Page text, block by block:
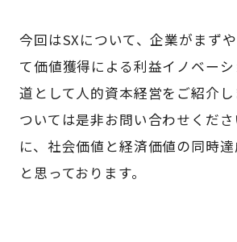
今回はSXについて、企業がまず
て価値獲得による利益イノベー
道として人的資本経営をご紹介
ついては是非お問い合わせくだ
に、社会価値と経済価値の同時
と思っております。